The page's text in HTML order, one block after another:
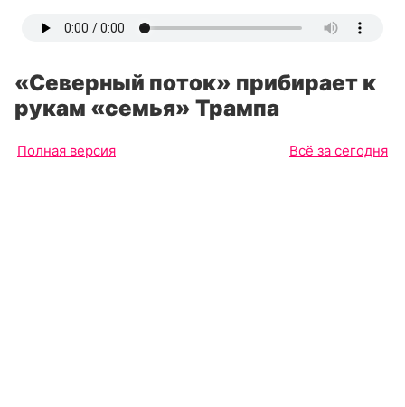
«Северный поток» прибирает к
рукам «семья» Трампа
Полная версия Всё за сегодня